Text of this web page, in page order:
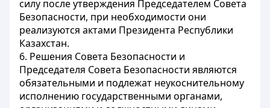
силу после утверждения Председателем Совета
Безопасности, при необходимости они
реализуются актами Президента Республики
Казахстан.
6. Решения Совета Безопасности и
Председателя Совета Безопасности являются
обязательными и подлежат неукоснительному
исполнению государственными органами,